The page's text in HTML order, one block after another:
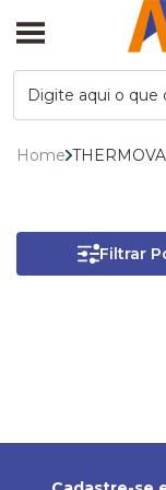
Home
Filtrar